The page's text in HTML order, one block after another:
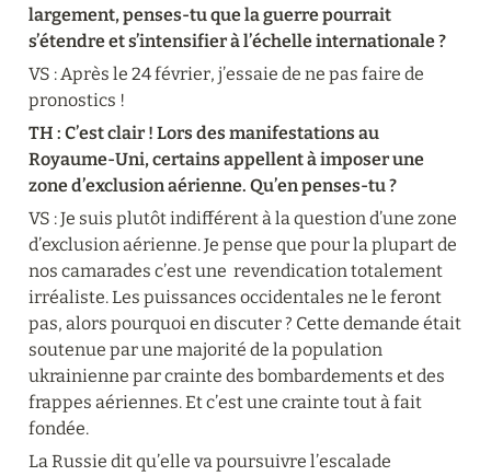
largement, penses-tu que la guerre pourrait
s’étendre et s’intensifier à l’échelle internationale ?
VS : Après le 24 février, j’essaie de ne pas faire de
pronostics !
TH : C’est clair ! Lors des manifestations au
Royaume-Uni, certains appellent à imposer une
zone d’exclusion aérienne. Qu’en penses-tu ?
VS : Je suis plutôt indifférent à la question d’une zone
d’exclusion aérienne. Je pense que pour la plupart de
nos camarades c’est une  revendication totalement
irréaliste. Les puissances occidentales ne le feront
pas, alors pourquoi en discuter ? Cette demande était
soutenue par une majorité de la population
ukrainienne par crainte des bombardements et des
frappes aériennes. Et c’est une crainte tout à fait
fondée.
La Russie dit qu’elle va poursuivre l’escalade